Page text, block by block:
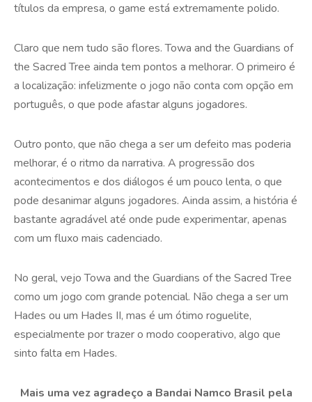
títulos da empresa, o game está extremamente polido.
Claro que nem tudo são flores. Towa and the Guardians of
the Sacred Tree ainda tem pontos a melhorar. O primeiro é
a localização: infelizmente o jogo não conta com opção em
português, o que pode afastar alguns jogadores.
Outro ponto, que não chega a ser um defeito mas poderia
melhorar, é o ritmo da narrativa. A progressão dos
acontecimentos e dos diálogos é um pouco lenta, o que
pode desanimar alguns jogadores. Ainda assim, a história é
bastante agradável até onde pude experimentar, apenas
com um fluxo mais cadenciado.
No geral, vejo Towa and the Guardians of the Sacred Tree
como um jogo com grande potencial. Não chega a ser um
Hades ou um Hades II, mas é um ótimo roguelite,
especialmente por trazer o modo cooperativo, algo que
sinto falta em Hades.
Mais uma vez agradeço a Bandai Namco Brasil pela